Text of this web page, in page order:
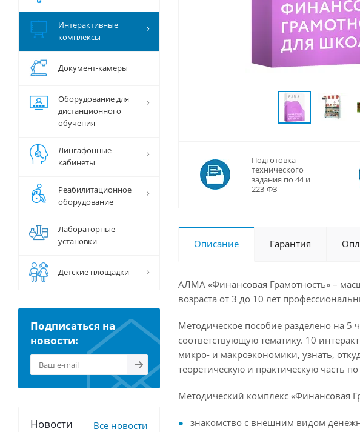
Подготовка
технического
задания по 44 и
223-ФЗ
Описание Гарантия
АЛМА «Финансовая Грамотность» –
возраста от 3 до 10 лет
Методическое пособие разделено на 5
соответствующую тематику. 10
микро- и макроэкономики, узнать,
теоретическую и практическую часть
Методический комплекс «Финансовая
знакомство с внешним видом
Интерактивные
комплексы
Документ-камеры
Оборудование для
дистанционного
обучения
Лингафонные
кабинеты
Реабилитационное
оборудование
Лабораторные
установки
Детские площадки
Подписаться на
новости:
Новости Все новости